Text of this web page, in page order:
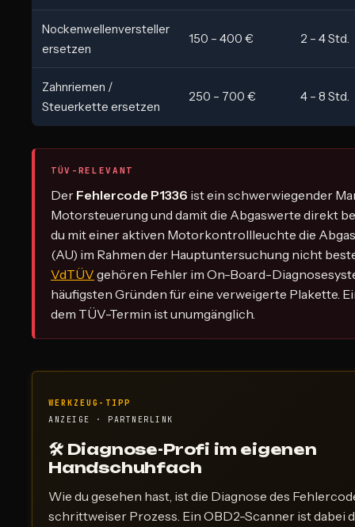
Nockenwellenversteller
ersetzen
150 – 400 € 2 – 4 Std.
Zahnriemen /
Steuerkette ersetzen
250 – 700 € 4 – 8 Std.
TÜV-RELEVANT
Der Fehlercode P1336 ist ein schwerwiegender
Motorsteuerung und damit die Abgaswerte direkt
du mit einer aktiven Motorkontrollleuchte die
(AU) im Rahmen der Hauptuntersuchung nicht
VdTÜV gehören Fehler im On-Board-
häufigsten Gründen für eine verweigerte Plakette.
dem TÜV-Termin ist unumgänglich.
WERKZEUG-TIPP
ANZEIGE · PARTNERLINK
🛠 Diagnose-Profi im eigenen
Handschuhfach
Wie du gesehen hast, ist die Diagnose des
schrittweiser Prozess. Ein OBD2-Scanner ist dabei